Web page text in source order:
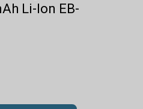
Li-Ion EB-